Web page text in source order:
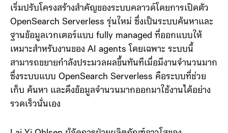
เปลี่ยนแปลงไปทำให้ Amazon Web Services หรือ AWS
เริ่มปรับโครงสร้างสำคัญของระบบคลาวด์โดยการเปิดตัว
OpenSearch Serverless รุ่นใหม่ ซึ่งเป็นระบบค้นหาและ
ฐานข้อมูลเวกเตอร์แบบ fully managed ที่ออกแบบให้
เหมาะสำหรับงานของ AI agents โดยเฉพาะ ระบบนี้
สามารถขยายกำลังประมวลผลขึ้นทันทีเมื่อมีงานจำนวนมาก
ซึ่งระบบแบบ OpenSearch Serverless คือระบบที่ช่วย
เก็บ ค้นหา และดึงข้อมูลจำนวนมากออกมาใช้งานได้อย่าง